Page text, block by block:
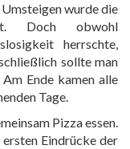
wurde die
Doch obwohl
herrschte,
sollte man
Ende kamen alle
Tage.
Pizza essen.
Eindrücke der